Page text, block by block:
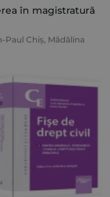
în magistratură
Paul Chiș, Mădălina